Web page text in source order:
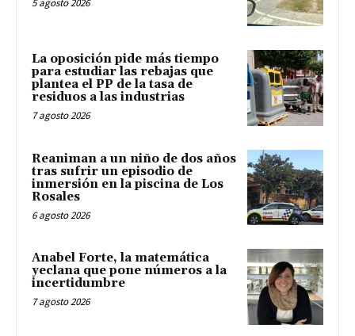
5 agosto 2026
La oposición pide más tiempo
para estudiar las rebajas que
plantea el PP de la tasa de
residuos a las industrias
7 agosto 2026
Reaniman a un niño de dos años
tras sufrir un episodio de
inmersión en la piscina de Los
Rosales
6 agosto 2026
Anabel Forte, la matemática
yeclana que pone números a la
incertidumbre
7 agosto 2026